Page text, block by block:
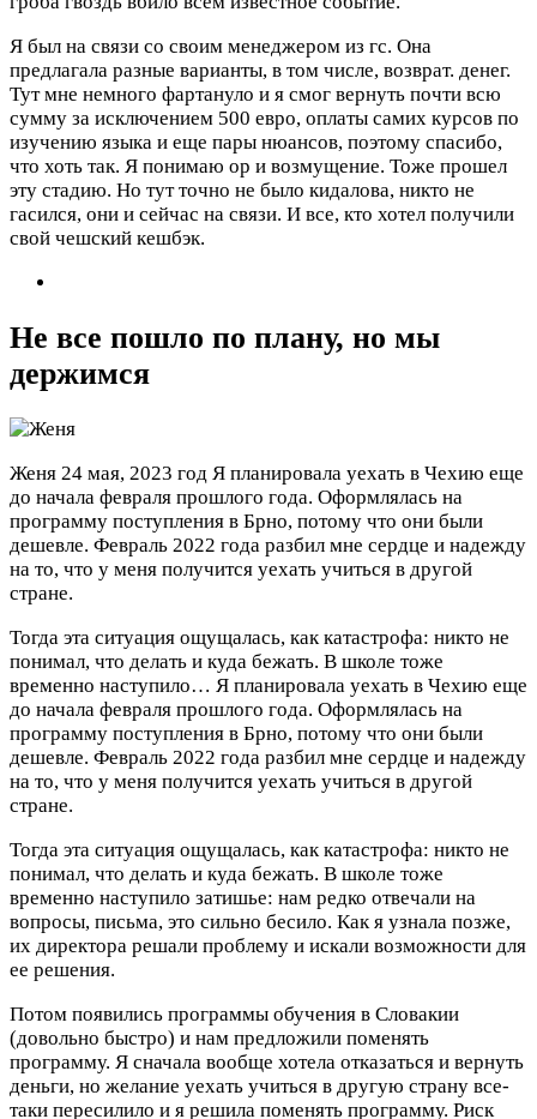
Я был на связи со своим менеджером из гс. Она
предлагала разные варианты, в том числе, возврат. денег.
Тут мне немного фартануло и я смог вернуть почти всю
сумму за исключением 500 евро, оплаты самих курсов по
изучению языка и еще пары нюансов, поэтому спасибо,
что хоть так. Я понимаю ор и возмущение. Тоже прошел
эту стадию. Но тут точно не было кидалова, никто не
гасился, они и сейчас на связи. И все, кто хотел получили
свой чешский кешбэк.
Не все пошло по плану, но мы
держимся
Женя 24 мая, 2023 год Я планировала уехать в Чехию еще
до начала февраля прошлого года. Оформлялась на
программу поступления в Брно, потому что они были
дешевле. Февраль 2022 года разбил мне сердце и надежду
на то, что у меня получится уехать учиться в другой
стране.
Тогда эта ситуация ощущалась, как катастрофа: никто не
понимал, что делать и куда бежать. В школе тоже
временно наступило… Я планировала уехать в Чехию еще
до начала февраля прошлого года. Оформлялась на
программу поступления в Брно, потому что они были
дешевле. Февраль 2022 года разбил мне сердце и надежду
на то, что у меня получится уехать учиться в другой
стране.
Тогда эта ситуация ощущалась, как катастрофа: никто не
понимал, что делать и куда бежать. В школе тоже
временно наступило затишье: нам редко отвечали на
вопросы, письма, это сильно бесило. Как я узнала позже,
их директора решали проблему и искали возможности для
ее решения.
Потом появились программы обучения в Словакии
(довольно быстро) и нам предложили поменять
программу. Я сначала вообще хотела отказаться и вернуть
деньги, но желание уехать учиться в другую страну все-
таки пересилило и я решила поменять программу. Риск